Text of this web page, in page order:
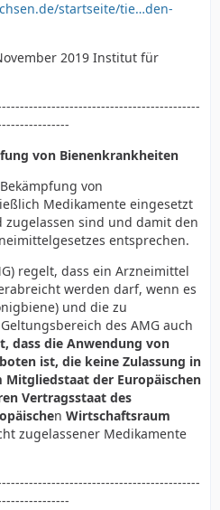
startseite/tie…den-
2019 Institut für
von Bienenkrankheiten
von
Medikamente eingesetzt
sind und damit den
entsprechen.
regelt, dass ein Arzneimittel
werden darf, wenn es
und die zu
des AMG auch
dass die Anwendung von
ist, die keine Zulassung in
Mitgliedstaat der Europäischen
Vertragsstaat des
n Wirtschaftsraum
zugelassener Medikamente